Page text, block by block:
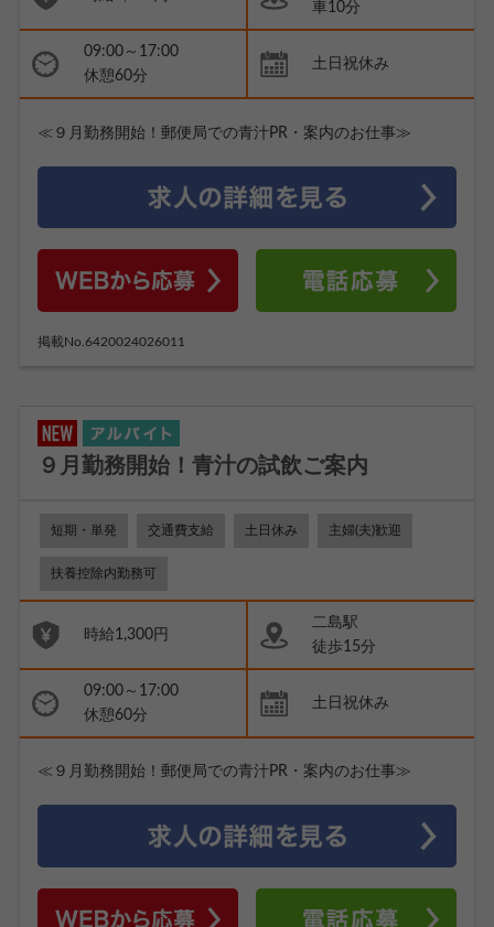
車10分
09:00～17:00
休憩60分
土日祝休み
≪９月勤務開始！郵便局での青汁PR・案内のお仕事≫
掲載No.6420024026011
９月勤務開始！青汁の試飲ご案内
短期・単発 交通費支給 土日休み 主婦(夫)歓迎
扶養控除内勤務可
時給1,300円
二島駅
徒歩15分
09:00～17:00
休憩60分
土日祝休み
≪９月勤務開始！郵便局での青汁PR・案内のお仕事≫